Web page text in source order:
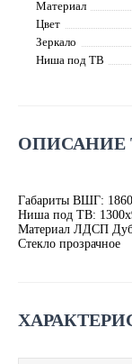
Материал
Цвет
Зеркало
Ниша под ТВ
ОПИСАНИЕ
Габариты ВШГ:
Ниша под ТВ:
Материал ЛДСП Дуб
Стекло прозрачное